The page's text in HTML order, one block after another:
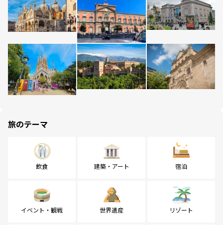
旅のテーマ
飲食 建築・アート 宿泊
イベント・観戦 世界遺産 リゾート